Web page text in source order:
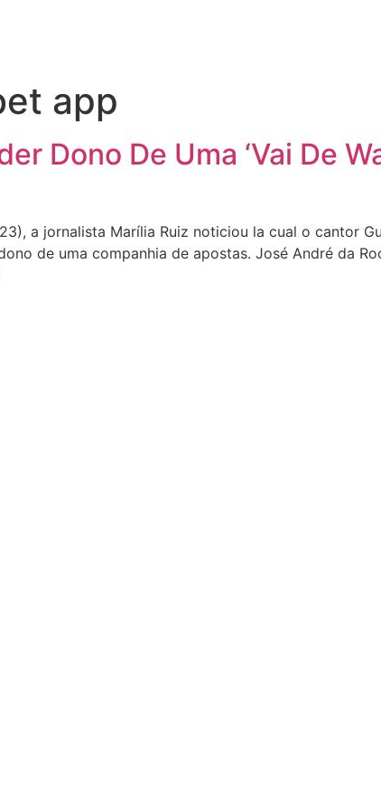
app
Dono De Uma ‘Vai De
a jornalista Marília Ruiz noticiou la cual o cantor
de uma companhia de apostas. José André da